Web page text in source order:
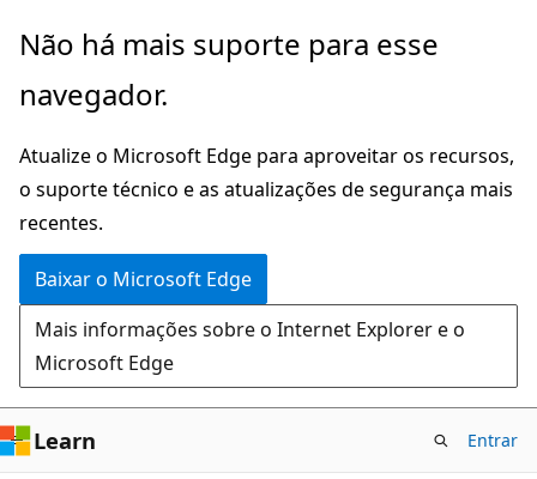
Pular
o
principal
Não há mais suporte para esse
navegador.
Atualize o Microsoft Edge para aproveitar os recursos,
o suporte técnico e as atualizações de segurança mais
recentes.
Baixar o Microsoft Edge
Mais informações sobre o Internet Explorer e o
Microsoft Edge
Learn Entrar